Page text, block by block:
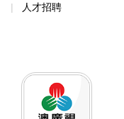
人才招聘